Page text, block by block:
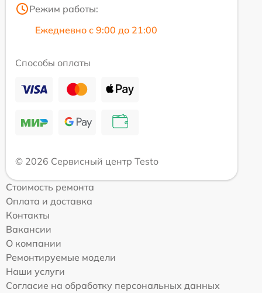
Режим работы:
Ежедневно с 9:00 до 21:00
Способы оплаты
© 2026 Сервисный центр Testo
Стоимость ремонта
Оплата и доставка
Контакты
Вакансии
О компании
Ремонтируемые модели
Наши услуги
Согласие на обработку персональных данных